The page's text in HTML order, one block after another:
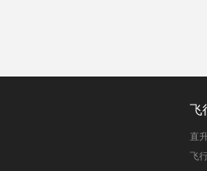
飞
直
飞